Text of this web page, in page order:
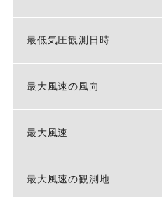
最低気圧観測日時
最大風速の風向
最大風速
最大風速の観測地